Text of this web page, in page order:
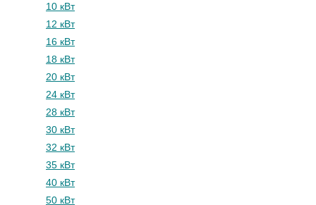
10 кВт
12 кВт
16 кВт
18 кВт
20 кВт
24 кВт
28 кВт
30 кВт
32 кВт
35 кВт
40 кВт
50 кВт